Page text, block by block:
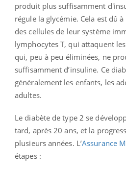
produit plus suffisamment
régule la glycémie. Cela est dû
des cellules de leur système
lymphocytes T, qui attaquent
qui, peu à peu éliminées, ne
suffisamment d’insuline. Ce
généralement les enfants, les
adultes.
Le diabète de type 2 se
tard, après 20 ans, et la
plusieurs années. L’Assurance
étapes :